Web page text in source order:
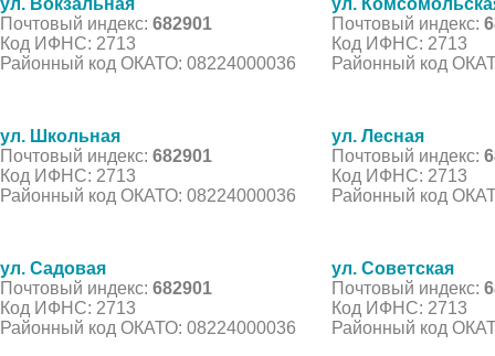
Почтовый индекс: 682901
Код ИФНС: 2713
Районный код ОКАТО: 08224000036
Почтовый индекс:
Код ИФНС: 2713
Районный код
ул. Школьная
Почтовый индекс: 682901
Код ИФНС: 2713
Районный код ОКАТО: 08224000036
ул. Лесная
Почтовый индекс:
Код ИФНС: 2713
Районный код
ул. Садовая
Почтовый индекс: 682901
Код ИФНС: 2713
Районный код ОКАТО: 08224000036
ул. Советская
Почтовый индекс:
Код ИФНС: 2713
Районный код